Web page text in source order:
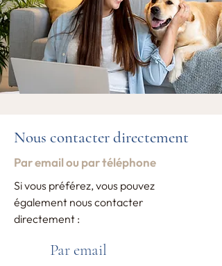
Nous contacter directement
Par email ou par téléphone
Si vous préférez, vous pouvez
également nous contacter
directement :
Par email